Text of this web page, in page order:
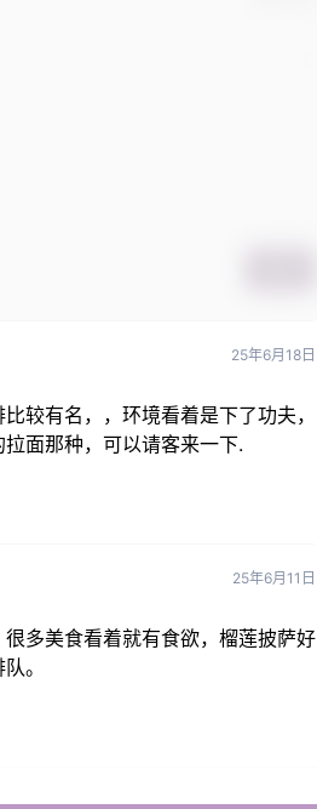
25年6月18日
较有名，，环境看着是下了功夫，
面那种，可以请客来一下.
25年6月11日
多美食看着就有食欲，榴莲披萨好
。